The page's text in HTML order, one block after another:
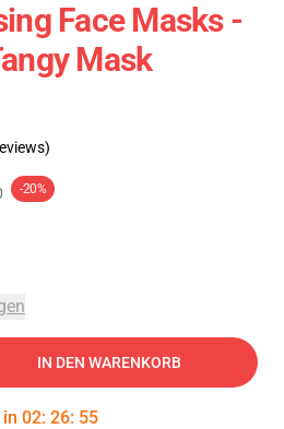
Face Masks -
Mask
-20%
IN DEN WARENKORB
02: 26: 54